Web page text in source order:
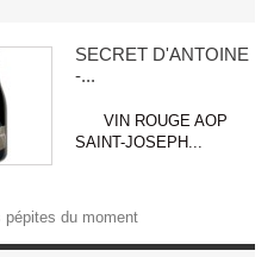
SECRET D'ANTOINE
-...
VIN ROUGE AOP
SAINT-JOSEPH...